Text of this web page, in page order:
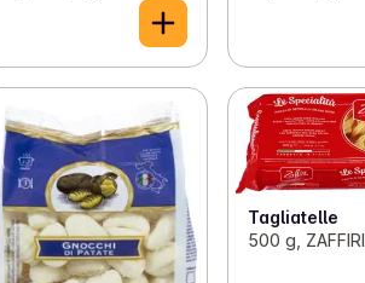
Tagliatelle
500 g, ZAFFIRI